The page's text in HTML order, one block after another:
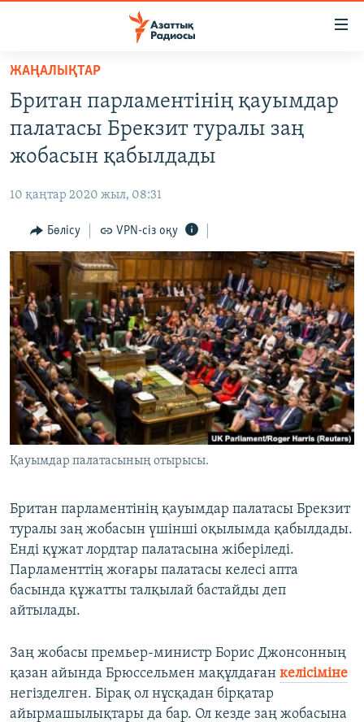
Skip
main
content
to
main
Navigation
to
Search
САЯСАТ
AZATTYQTV
АДАМ ҚҰҚЫҚТАРЫ
ӘЛЕУМЕТ
ӘЛЕМ
АРНАЙЫ ЖОБАЛАР
Русский
ЖАЗЫЛЫҢЫЗ
Басқа тілдерде
ЖАҢАЛЫҚТАР
Британ парламентінің қауымдар
палатасы Брекзит туралы заң
жобасын қабылдады
10 қаңтар 2020 жыл, 08:31
Бөлісу VPN-сіз оқу
Қауымдар палатасының отырысы.
Британ парламентінің қауымдар палатасы Брекзит
туралы заң жобасын үшінші оқылымда қабылдады.
Енді құжат лордтар палатасына жіберіледі.
Парламенттің жоғары палатасы келесі апта
басында құжатты талқылай бастайды деп
айтылады.
Заң жобасы премьер-министр Борис Джонсонның
қазан айында Брюссельмен мақұлдаған келісіміне
негізделген. Бірақ ол нұсқадан бірқатар
айырмашылықтары да бар. Ол кезде заң жобасына